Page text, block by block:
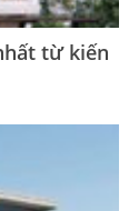
từ kiến